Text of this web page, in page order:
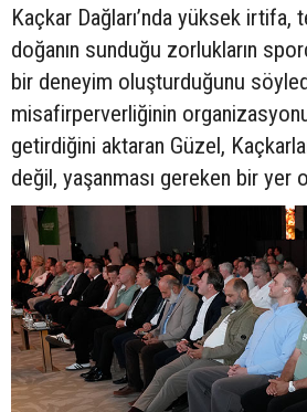
Kaçkar Dağları’nda yüksek irtifa,
doğanın sunduğu zorlukların
bir deneyim oluşturduğunu
misafirperverliğinin
getirdiğini aktaran Güzel,
değil, yaşanması gereken bir yer